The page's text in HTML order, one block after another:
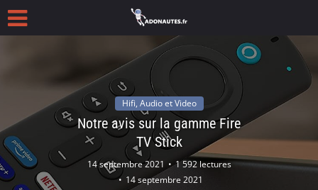
Hifi, Audio et Video
Notre avis sur la gamme Fire
TV Stick
14 septembre 2021
1 592 lectures
14 septembre 2021